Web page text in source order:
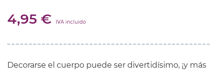
4,95 € IVA incluido
Decorarse el cuerpo puede ser divertidísimo, ¡y más